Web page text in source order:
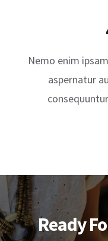
Nemo enim
aspernatur
Ready